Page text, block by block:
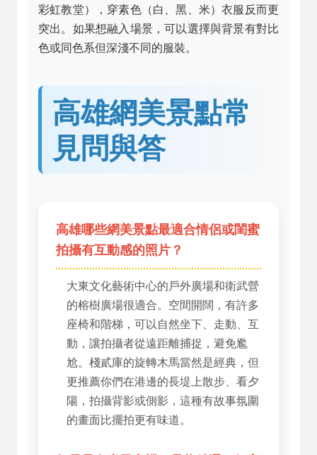
彩虹教堂），穿素色（白、黑、米）衣服反而更
突出。如果想融入場景，可以選擇與背景有對比
色或同色系但深淺不同的服裝。
高雄網美景點常
見問與答
高雄哪些網美景點最適合情侶或閨蜜
拍攝有互動感的照片？
大東文化藝術中心的戶外廣場和衛武營
的榕樹廣場很適合。空間開闊，有許多
座椅和階梯，可以自然坐下、走動、互
動，讓拍攝者從遠距離捕捉，避免尷
尬。棧貳庫的旋轉木馬當然是經典，但
更推薦你們在港邊的長堤上散步、看夕
陽，拍攝背影或側影，這種有故事氛圍
的畫面比擺拍更有味道。